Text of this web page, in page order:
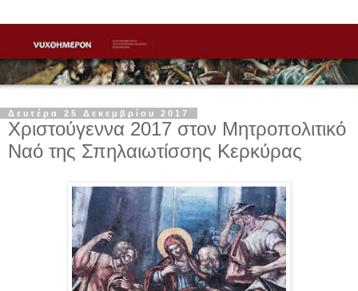
Δευτέρα 25 Δεκεμβρίου 2017
Χριστούγεννα 2017 στον Μητροπολιτικό
Ναό της Σπηλαιωτίσσης Κερκύρας